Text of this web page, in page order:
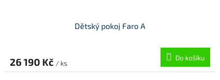
Dětský pokoj Faro A
26 190 Kč / ks
Do košíku